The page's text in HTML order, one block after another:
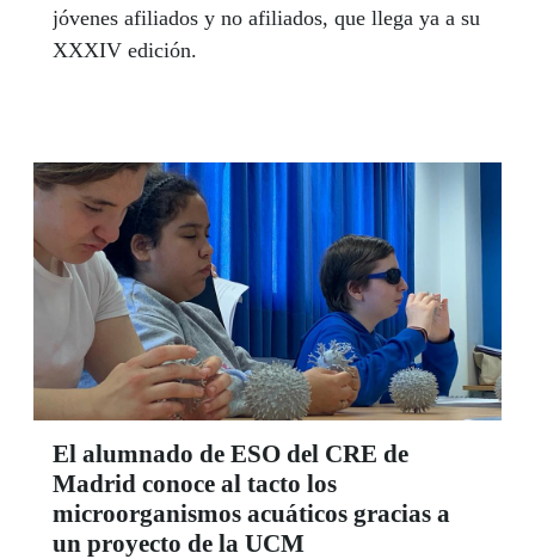
jóvenes afiliados y no afiliados, que llega ya a su
XXXIV edición.
El alumnado de ESO del CRE de
Madrid conoce al tacto los
microorganismos acuáticos gracias a
un proyecto de la UCM